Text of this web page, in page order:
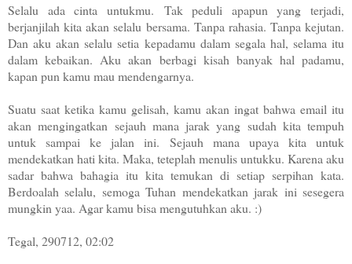
Selalu ada cinta untukmu.
Tak peduli apapun yang terjadi,
berjanjilah kita akan selalu bersama. Tanpa rahasia. Tanpa kejutan.
Dan aku akan selalu setia kepadamu dalam segala hal, selama itu
dalam kebaikan. Aku akan berbagi kisah banyak hal padamu,
kapan pun kamu mau mendengarnya.
Suatu saat ketika kamu gelisah, kamu akan ingat bahwa email itu
akan mengingatkan sejauh mana jarak yang sudah kita tempuh
untuk sampai ke jalan ini. Sejauh mana upaya kita untuk
mendekatkan hati kita. Maka, teteplah menulis untukku. Karena aku
sadar bahwa bahagia itu kita temukan di setiap serpihan kata.
Berdoalah selalu, semoga Tuhan mendekatkan jarak ini sesegera
mungkin yaa. Agar kamu bisa mengutuhkan aku. :)
Tegal, 290712, 02:02